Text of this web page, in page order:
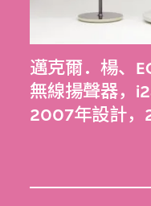
邁克爾．楊、
無線揚聲器，
2007年設計